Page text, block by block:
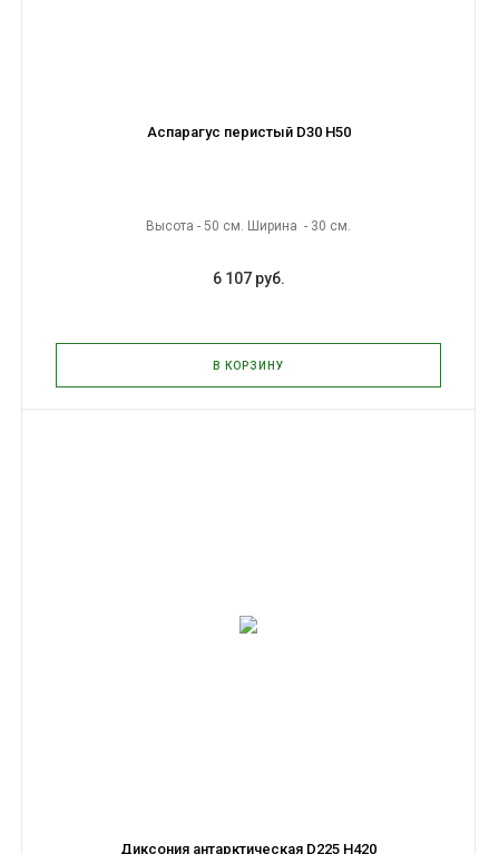
Аспарагус перистый D30 H50
Высота - 50 см. Ширина - 30 см.
6 107 руб.
В КОРЗИНУ
Диксония антарктическая D225 H420